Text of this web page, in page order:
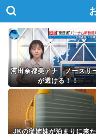
河出奈都美アナ ノースリ
が透ける！！
JKの従姉妹が泊まりに来